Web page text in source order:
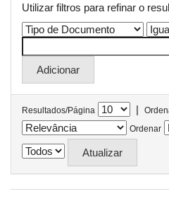
Utilizar filtros para refinar o
Resultados/Página |
Ordenar